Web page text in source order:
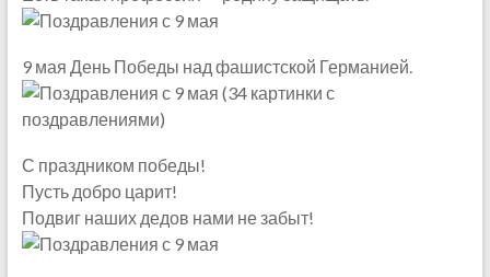
9 мая День Победы над фашистской Германией.
С праздником победы!
Пусть добро царит!
Подвиг наших дедов нами не забыт!